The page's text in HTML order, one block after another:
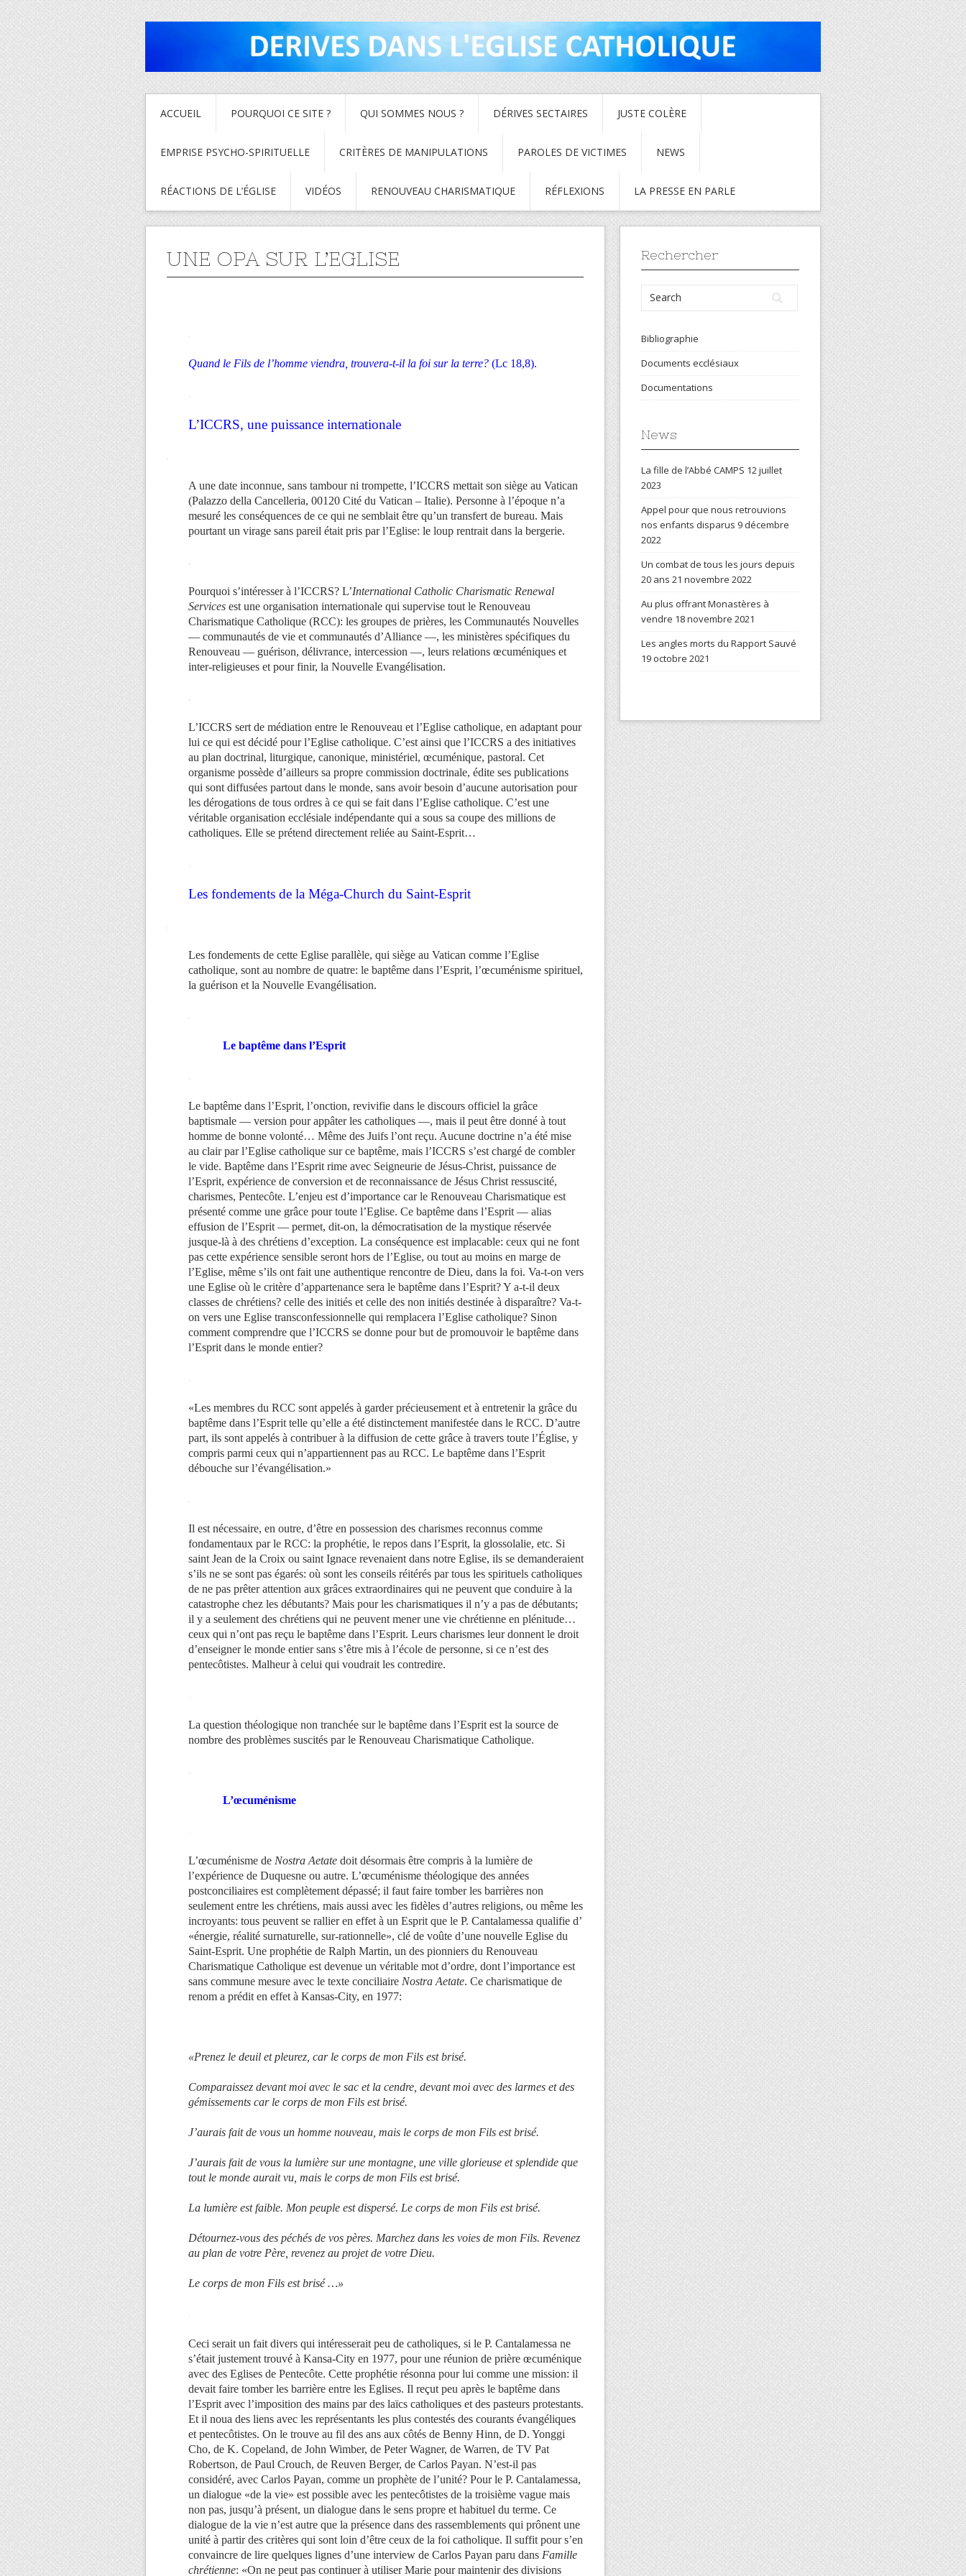
ACCUEIL POURQUOI CE SITE ? QUI SOMMES NOUS ? DÉRIVES SECTAIRES JUSTE COLÈRE
EMPRISE PSYCHO-SPIRITUELLE CRITÈRES DE MANIPULATIONS PAROLES DE VICTIMES NEWS
RÉACTIONS DE L’ÉGLISE VIDÉOS RENOUVEAU CHARISMATIQUE RÉFLEXIONS LA PRESSE EN PARLE
UNE OPA SUR L’EGLISE
.
Quand le Fils de l’homme viendra, trouvera-t-il la foi sur la terre? (Lc 18,8).
.
L’ICCRS, une puissance internationale
.
A une date inconnue, sans tambour ni trompette, l’ICCRS mettait son siège au Vatican
(Palazzo della Cancelleria, 00120 Cité du Vatican – Italie). Personne à l’époque n’a
mesuré les conséquences de ce qui ne semblait être qu’un transfert de bureau. Mais
pourtant un virage sans pareil était pris par l’Eglise: le loup rentrait dans la bergerie.
.
Pourquoi s’intéresser à l’ICCRS? L’International Catholic Charismatic Renewal
Services est une organisation internationale qui supervise tout le Renouveau
Charismatique Catholique (RCC): les groupes de prières, les Communautés Nouvelles
— communautés de vie et communautés d’Alliance —, les ministères spécifiques du
Renouveau — guérison, délivrance, intercession —, leurs relations œcuméniques et
inter-religieuses et pour finir, la Nouvelle Evangélisation.
.
L’ICCRS sert de médiation entre le Renouveau et l’Eglise catholique, en adaptant pour
lui ce qui est décidé pour l’Eglise catholique. C’est ainsi que l’ICCRS a des initiatives
au plan doctrinal, liturgique, canonique, ministériel, œcuménique, pastoral. Cet
organisme possède d’ailleurs sa propre commission doctrinale, édite ses publications
qui sont diffusées partout dans le monde, sans avoir besoin d’aucune autorisation pour
les dérogations de tous ordres à ce qui se fait dans l’Eglise catholique. C’est une
véritable organisation ecclésiale indépendante qui a sous sa coupe des millions de
catholiques. Elle se prétend directement reliée au Saint-Esprit…
.
Les fondements de la Méga-Church du Saint-Esprit
.
Les fondements de cette Eglise parallèle, qui siège au Vatican comme l’Eglise
catholique, sont au nombre de quatre: le baptême dans l’Esprit, l’œcuménisme spirituel,
la guérison et la Nouvelle Evangélisation.
.
Le baptême dans l’Esprit
.
Le baptême dans l’Esprit, l’onction, revivifie dans le discours officiel la grâce
baptismale — version pour appâter les catholiques —, mais il peut être donné à tout
homme de bonne volonté… Même des Juifs l’ont reçu. Aucune doctrine n’a été mise
au clair par l’Eglise catholique sur ce baptême, mais l’ICCRS s’est chargé de combler
le vide. Baptême dans l’Esprit rime avec Seigneurie de Jésus-Christ, puissance de
l’Esprit, expérience de conversion et de reconnaissance de Jésus Christ ressuscité,
charismes, Pentecôte. L’enjeu est d’importance car le Renouveau Charismatique est
présenté comme une grâce pour toute l’Eglise. Ce baptême dans l’Esprit — alias
effusion de l’Esprit — permet, dit-on, la démocratisation de la mystique réservée
jusque-là à des chrétiens d’exception. La conséquence est implacable: ceux qui ne font
pas cette expérience sensible seront hors de l’Eglise, ou tout au moins en marge de
l’Eglise, même s’ils ont fait une authentique rencontre de Dieu, dans la foi. Va-t-on vers
une Eglise où le critère d’appartenance sera le baptême dans l’Esprit? Y a-t-il deux
classes de chrétiens? celle des initiés et celle des non initiés destinée à disparaître? Va-t-
on vers une Eglise transconfessionnelle qui remplacera l’Eglise catholique? Sinon
comment comprendre que l’ICCRS se donne pour but de promouvoir le baptême dans
l’Esprit dans le monde entier?
.
«Les membres du RCC sont appelés à garder précieusement et à entretenir la grâce du
baptême dans l’Esprit telle qu’elle a été distinctement manifestée dans le RCC. D’autre
part, ils sont appelés à contribuer à la diffusion de cette grâce à travers toute l’Église, y
compris parmi ceux qui n’appartiennent pas au RCC. Le baptême dans l’Esprit
débouche sur l’évangélisation.»
.
Il est nécessaire, en outre, d’être en possession des charismes reconnus comme
fondamentaux par le RCC: la prophétie, le repos dans l’Esprit, la glossolalie, etc. Si
saint Jean de la Croix ou saint Ignace revenaient dans notre Eglise, ils se demanderaient
s’ils ne se sont pas égarés: où sont les conseils réitérés par tous les spirituels catholiques
de ne pas prêter attention aux grâces extraordinaires qui ne peuvent que conduire à la
catastrophe chez les débutants? Mais pour les charismatiques il n’y a pas de débutants;
il y a seulement des chrétiens qui ne peuvent mener une vie chrétienne en plénitude…
ceux qui n’ont pas reçu le baptême dans l’Esprit. Leurs charismes leur donnent le droit
d’enseigner le monde entier sans s’être mis à l’école de personne, si ce n’est des
pentecôtistes. Malheur à celui qui voudrait les contredire.
.
La question théologique non tranchée sur le baptême dans l’Esprit est la source de
nombre des problèmes suscités par le Renouveau Charismatique Catholique.
.
L’œcuménisme
.
L’œcuménisme de Nostra Aetate doit désormais être compris à la lumière de
l’expérience de Duquesne ou autre. L’œcuménisme théologique des années
postconciliaires est complètement dépassé; il faut faire tomber les barrières non
seulement entre les chrétiens, mais aussi avec les fidèles d’autres religions, ou même les
incroyants: tous peuvent se rallier en effet à un Esprit que le P. Cantalamessa qualifie d’
«énergie, réalité surnaturelle, sur-rationnelle», clé de voûte d’une nouvelle Eglise du
Saint-Esprit. Une prophétie de Ralph Martin, un des pionniers du Renouveau
Charismatique Catholique est devenue un véritable mot d’ordre, dont l’importance est
sans commune mesure avec le texte conciliaire Nostra Aetate. Ce charismatique de
renom a prédit en effet à Kansas-City, en 1977:
«Prenez le deuil et pleurez, car le corps de mon Fils est brisé.
Comparaissez devant moi avec le sac et la cendre, devant moi avec des larmes et des
gémissements car le corps de mon Fils est brisé.
J’aurais fait de vous un homme nouveau, mais le corps de mon Fils est brisé.
J’aurais fait de vous la lumière sur une montagne, une ville glorieuse et splendide que
tout le monde aurait vu, mais le corps de mon Fils est brisé.
La lumière est faible. Mon peuple est dispersé. Le corps de mon Fils est brisé.
Détournez-vous des péchés de vos pères. Marchez dans les voies de mon Fils. Revenez
au plan de votre Père, revenez au projet de votre Dieu.
Le corps de mon Fils est brisé …»
.
Ceci serait un fait divers qui intéresserait peu de catholiques, si le P. Cantalamessa ne
s’était justement trouvé à Kansa-City en 1977, pour une réunion de prière œcuménique
avec des Eglises de Pentecôte. Cette prophétie résonna pour lui comme une mission: il
devait faire tomber les barrière entre les Eglises. Il reçut peu après le baptême dans
l’Esprit avec l’imposition des mains par des laïcs catholiques et des pasteurs protestants.
Et il noua des liens avec les représentants les plus contestés des courants évangéliques
et pentecôtistes. On le trouve au fil des ans aux côtés de Benny Hinn, de D. Yonggi
Cho, de K. Copeland, de John Wimber, de Peter Wagner, de Warren, de TV Pat
Robertson, de Paul Crouch, de Reuven Berger, de Carlos Payan. N’est-il pas
considéré, avec Carlos Payan, comme un prophète de l’unité? Pour le P. Cantalamessa,
un dialogue «de la vie» est possible avec les pentecôtistes de la troisième vague mais
non pas, jusqu’à présent, un dialogue dans le sens propre et habituel du terme. Ce
dialogue de la vie n’est autre que la présence dans des rassemblements qui prônent une
unité à partir des critères qui sont loin d’être ceux de la foi catholique. Il suffit pour s’en
convaincre de lire quelques lignes d’une interview de Carlos Payan paru dans Famille
chrétienne: «On ne peut pas continuer à utiliser Marie pour maintenir des divisions
Rechercher
Bibliographie
Documents ecclésiaux
Documentations
News
La fille de l’Abbé CAMPS 12 juillet
2023
Appel pour que nous retrouvions
nos enfants disparus 9 décembre
2022
Un combat de tous les jours depuis
20 ans 21 novembre 2022
Au plus offrant Monastères à
vendre 18 novembre 2021
Les angles morts du Rapport Sauvé
19 octobre 2021